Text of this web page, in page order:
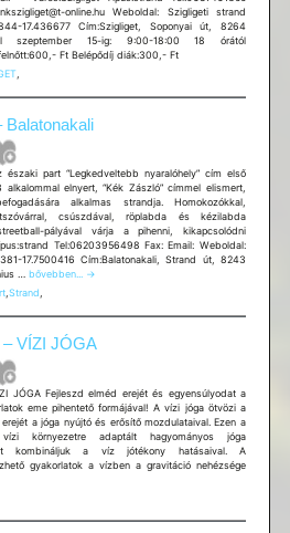
online.hu Weboldal: Szigligeti strand
17.436677 Cím:Szigliget, Soponyai út, 8264
szeptember 15-ig: 9:00-18:00 18 órától
Ft Belépődíj diák:300,- Ft
,
Balatonakali
északi part “Legkedveltebb nyaralóhely” cím első
alkalommal elnyert, “Kék Zászló” címmel elismert,
alkalmas strandja. Homokozókkal,
csúszdával, röplabda és kézilabda
pályával várja a pihenni, kikapcsolódni
Tel:06203956498 Fax: Email: Weboldal:
17.7500416 Cím:Balatonakali, Strand út, 8243
… Strand
Balatonakali
bővebben... →
, Strand
VÍZI JÓGA
JÓGA Fejleszd elméd erejét és egyensúlyodat a
eme pihentető formájával! A vízi jóga ötvözi a
a jóga nyújtó és erősítő mozdulataival. Ezen a
vízi környezetre adaptált hagyományos jóga
kombináljuk a víz jótékony hatásaival. A
gyakorlatok a vízben a gravitáció nehézsége